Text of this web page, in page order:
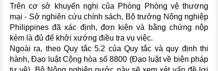
Trên cơ sở khuyến nghị của Phòng Phòng vệ thương
mại - Sở nghiên cứu chính sách, Bộ trưởng Nông nghiệp
Philippines đã xác định, đơn kiện và bằng chứng nộp
kèm là đủ để khởi xướng điều tra vụ việc.
Ngoài ra, theo Quy tắc 5.2 của Quy tắc và quy định thi
hành, Đạo luật Cộng hòa số 8800 (Đạo luật về biện pháp